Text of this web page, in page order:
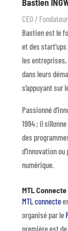
Bastien
CEO /
Bastien est le
et des
les
dans leurs
s’appuyant sur
Passionné
1994 ; il
des
d’innovation
numérique.
MTL Connecte
MTL connecte
organisé par le
première est